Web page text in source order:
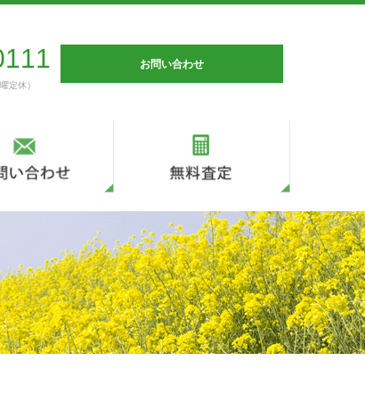
お問い合わせ
定休）